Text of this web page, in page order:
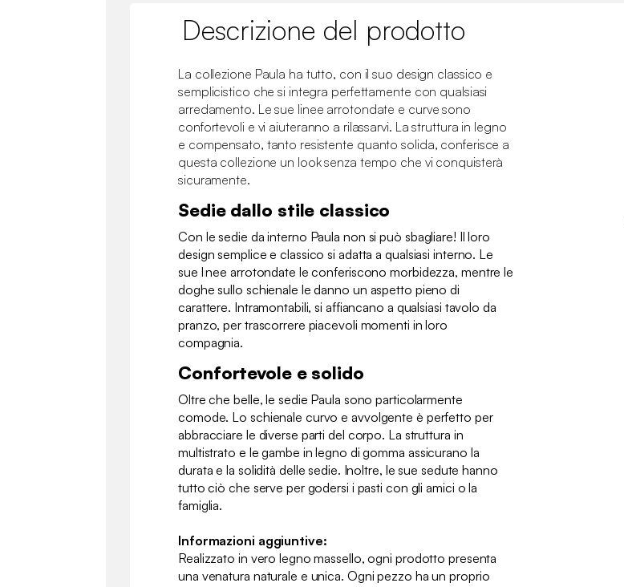
Descrizione del prodotto
La collezione Paula ha tutto, con il suo design classico e
semplicistico che si integra perfettamente con qualsiasi
arredamento. Le sue linee arrotondate e curve sono
confortevoli e vi aiuteranno a rilassarvi. La struttura in legno
e compensato, tanto resistente quanto solida, conferisce a
questa collezione un look senza tempo che vi conquisterà
sicuramente.
Sedie dallo stile classico
Con le sedie da interno Paula non si può sbagliare! Il loro
design semplice e classico si adatta a qualsiasi interno. Le
sue linee arrotondate le conferiscono morbidezza, mentre le
doghe sullo schienale le danno un aspetto pieno di
carattere. Intramontabili, si affiancano a qualsiasi tavolo da
pranzo, per trascorrere piacevoli momenti in loro
compagnia.
Confortevole e solido
Oltre che belle, le sedie Paula sono particolarmente
comode. Lo schienale curvo e avvolgente è perfetto per
abbracciare le diverse parti del corpo. La struttura in
multistrato e le gambe in legno di gomma assicurano la
durata e la solidità delle sedie. Inoltre, le sue sedute hanno
tutto ciò che serve per godersi i pasti con gli amici o la
famiglia.
Informazioni aggiuntive:
Realizzato in vero legno massello, ogni prodotto presenta
una venatura naturale e unica. Ogni pezzo ha un proprio